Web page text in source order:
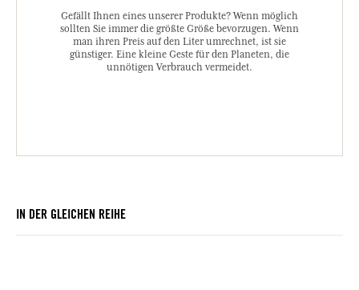
Gefällt Ihnen eines unserer Produkte? Wenn möglich
sollten Sie immer die größte Größe bevorzugen. Wenn
man ihren Preis auf den Liter umrechnet, ist sie
günstiger. Eine kleine Geste für den Planeten, die
unnötigen Verbrauch vermeidet.
IN DER GLEICHEN REIHE